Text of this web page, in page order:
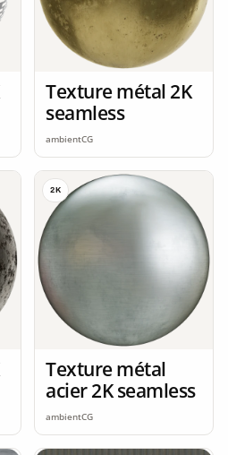
Texture métal 2K
seamless
ambientCG
2K
Texture métal
acier 2K seamless
ambientCG